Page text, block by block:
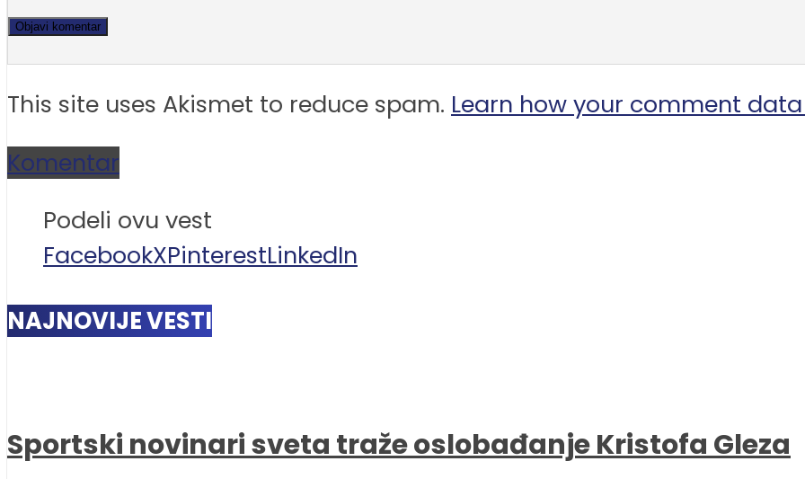
This site uses Akismet to reduce spam. Learn how your comment
Komentar
Podeli ovu vest
FacebookXPinterestLinkedIn
NAJNOVIJE VESTI
Sportski novinari sveta traže oslobađanje Kristofa Gleza